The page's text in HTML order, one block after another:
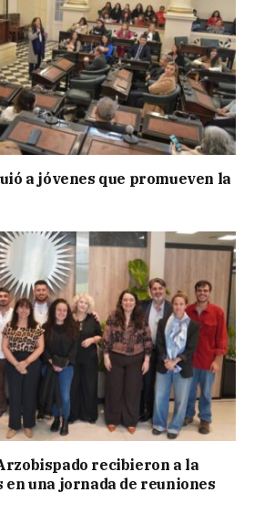
a jóvenes que promueven la
recibieron a la
en una jornada de reuniones